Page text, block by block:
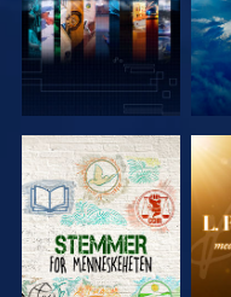
UTFORSK
SERIEN